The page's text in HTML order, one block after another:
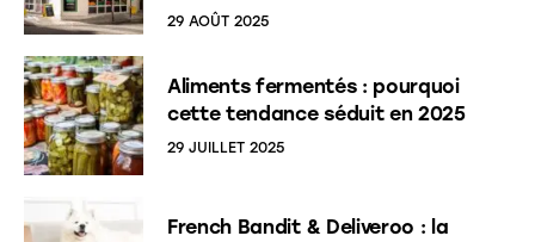
29 AOÛT 2025
Aliments fermentés : pourquoi
cette tendance séduit en 2025
29 JUILLET 2025
French Bandit & Deliveroo : la